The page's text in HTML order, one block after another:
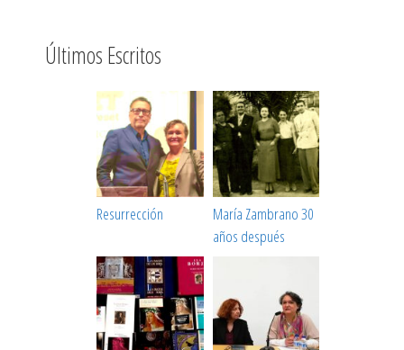
Últimos Escritos
Resurrección
María Zambrano 30
años después